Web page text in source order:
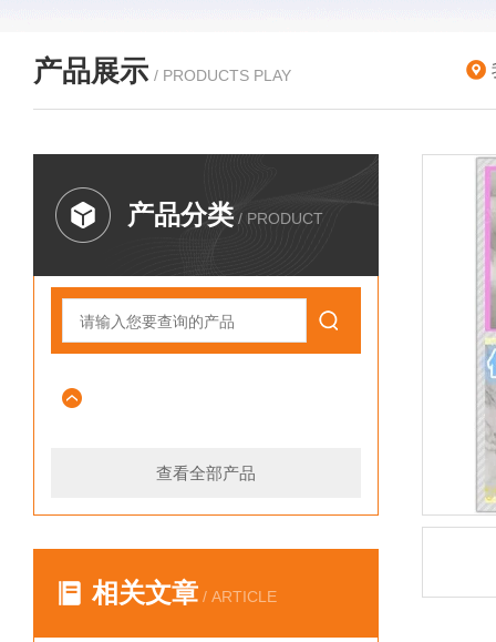
产品展示 / PRODUCTS PLAY
产品分类 / PRODUCT
查看全部产品
相关文章 / ARTICLE